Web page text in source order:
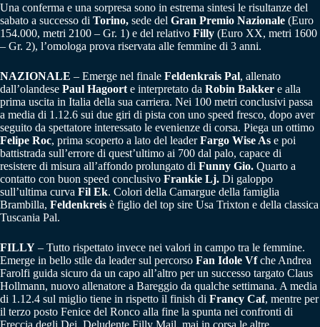
Una conferma e una sorpresa sono in estrema sintesi le risultanze del
sabato a successo di Torino, sede del Gran Premio Nazionale (Euro
154.000, metri 2100 – Gr. 1) e del relativo Filly (Euro XX, metri 1600
– Gr. 2), l’omologa prova riservata alle femmine di 3 anni.
NAZIONALE – Emerge nel finale Feldenkrais Pal, allenato
dall’olandese Paul Hagoort e interpretato da Robin Bakker e alla
prima uscita in Italia della sua carriera. Nei 100 metri conclusivi passa
a media di 1.12.6 sui due giri di pista con uno speed fresco, dopo aver
seguito da spettatore interessato le evenienze di corsa. Piega un ottimo
Felipe Roc, prima scoperto a lato del leaderFargo Wise As e poi
battistrada sull’errore di quest’ultimo ai 700 dal palo, capace di
resistere di misura all’affondo prolungato di Funny Gio. Quarto a
contatto con buon speed conclusivo Frankie Lj. Di galoppo
sull’ultima curva Fil Ek. Colori della Camargue della famiglia
Brambilla, Feldenkreis è figlio del top sire Usa Trixton e della classica
Tuscania Pal.
FILLY – Tutto rispettato invece nei valori in campo tra le femmine.
Emerge in bello stile da leader sul percorso Fan Idole Vfche Andrea
Farolfi guida sicuro da un capo all’altro per un successo targato Claus
Hollmann, nuovo allenatore a Bareggio da qualche settimana. A media
di 1.12.4 sul miglio tiene in rispetto il finish di Francy Caf, mentre per
il terzo posto Fenice del Ronco alla fine la spunta nei confronti di
Freccia degli Dei. Deludente Filly Mail, mai in corsa le altre.